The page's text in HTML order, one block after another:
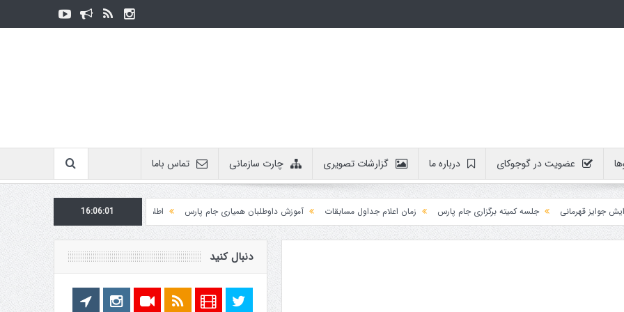
عضویت در گوجوکای درباره ما گزارشات تصویری چارت سازمانی تماس باما
قهرمانی جلسه کمیته برگزاری جام پارس زمان اعلام جداول مسابقات آموزش داوطلبان همیاری جام پارس
اطلاعیه روابط عمومی در مورد برگزاری مسابقات
16:06:02
دنبال کنید